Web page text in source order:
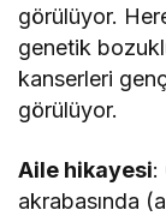
görülüyor.
genetik
kanserleri
görülüyor.
Aile hikayesi:
akrabasında